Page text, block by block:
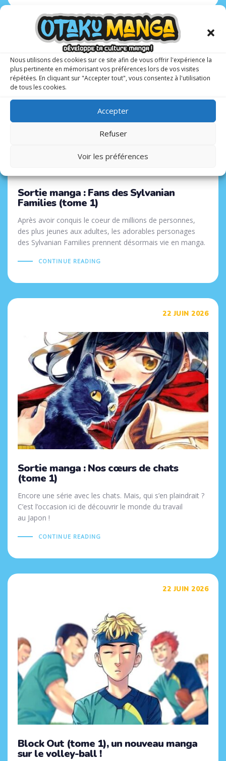
Nous utilisons des cookies sur ce site afin de vous offrir l'expérience la
plus pertinente en mémorisant vos préférences lors de vos visites
répétées. En cliquant sur "Accepter tout", vous consentez à l'utilisation
de tous les cookies.
Accepter
Refuser
Voir les préférences
30 JUIN 2026
Sortie manga : Fans des Sylvanian
Families (tome 1)
Après avoir conquis le coeur de millions de personnes,
des plus jeunes aux adultes, les adorables personages
des Sylvanian Families prennent désormais vie en manga.
CONTINUE READING
22 JUIN 2026
Sortie manga : Nos cœurs de chats
(tome 1)
Encore une série avec les chats. Mais, qui s’en plaindrait ?
C’est l’occasion ici de découvrir le monde du travail
au Japon !
CONTINUE READING
22 JUIN 2026
Block Out (tome 1), un nouveau manga
sur le volley-ball !